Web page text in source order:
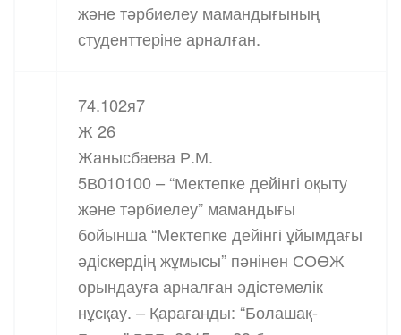
және тәрбиелеу мамандығының
студенттеріне арналған.
74.102я7
Ж 26
Жанысбаева Р.М.
5В010100 – “Мектепке дейінгі оқыту
және тәрбиелеу” мамандығы
бойынша “Мектепке дейінгі ұйымдағы
әдіскердің жұмысы” пәнінен СОӨЖ
орындауға арналған әдістемелік
нұсқау. – Қарағанды: “Болашақ-